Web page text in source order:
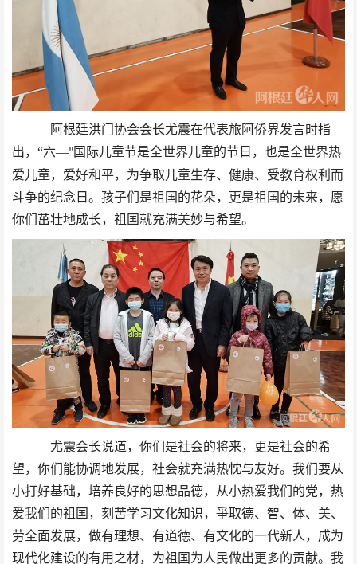
阿根廷洪门协会会长尤震在代表旅阿侨界发言时指
出， “六—"国际儿童节是全世界儿童的节日，也是全世界热
爱儿童，爱好和平，为争取儿童生存、 健康、 受教育权利而
斗争的纪念日。孩子们是祖国的花朵，更是祖国的未来，愿
你们茁壮地成长，祖国就充满美妙与希望。
尤震会长说道，你们是社会的将来，更是社会的希
望，你们能协调地发展，社会就充满热忱与友好。我们要从
小打好基础，培养良好的思想品德，从小热爱我们的党，热
爱我们的祖国，刻苦学习文化知识，爭取德、智、体、美、
劳全面发展，做有理想、有道德、有文化的一代新人，成为
现代化建设的有用之材，为祖国为人民做出更多的贡献。我